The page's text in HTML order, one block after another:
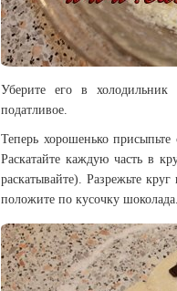
Уберите его в
податливое.
Теперь хорошенько
Раскатайте каждую часть в
раскатывайте). Разрежьте
положите по кусочку